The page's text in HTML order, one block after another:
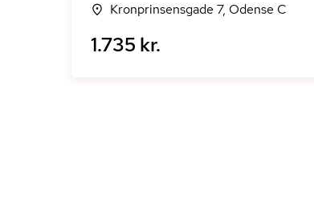
Kronprinsensgade 7, Odense C
1.735 kr.